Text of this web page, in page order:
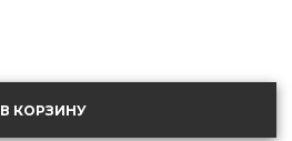
В КОРЗИНУ